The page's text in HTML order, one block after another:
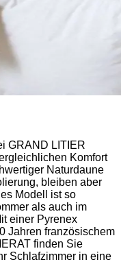
GRAND LITIER
Komfort
Naturdaune
bleiben aber
Modell ist so
als auch im
einer Pyrenex
Jahren französischem
finden Sie
Schlafzimmer in eine